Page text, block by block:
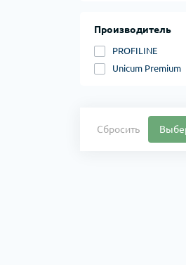
Производитель
PROFILINE
Unicum Premium
Сбросить